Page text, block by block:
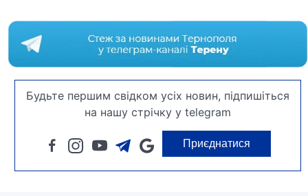
Будьте першим свідком усіх новин, підпишіться
на нашу стрічку у telegram
Приєднатися